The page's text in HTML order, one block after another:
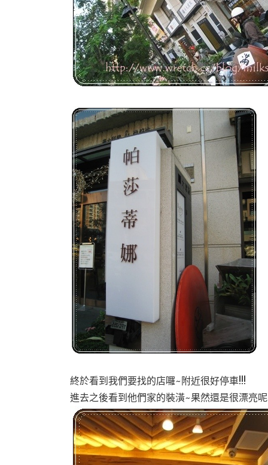
終於看到我們要找的店囉~附近很好停車!!!
進去之後看到他們家的裝潢~果然還是很漂亮